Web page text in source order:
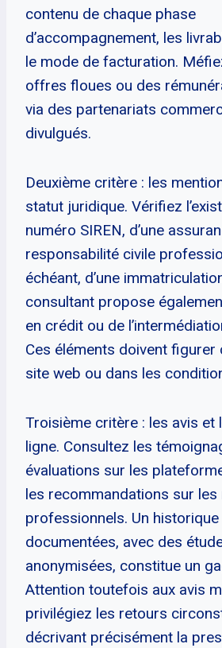
contenu de chaque phase
d’accompagnement, les
le mode de facturation.
offres floues ou des
via des partenariats
divulgués.
Deuxième critère : les
statut juridique. Vérifiez
numéro SIREN, d’une
responsabilité civile
échéant, d’une
consultant propose
en crédit ou de
Ces éléments doivent figurer
site web ou dans les
Troisième critère : les avis et
ligne. Consultez les
évaluations sur les
les recommandations sur les
professionnels. Un
documentées, avec des
anonymisées, constitue un
Attention toutefois aux avis
privilégiez les retours
décrivant précisément la